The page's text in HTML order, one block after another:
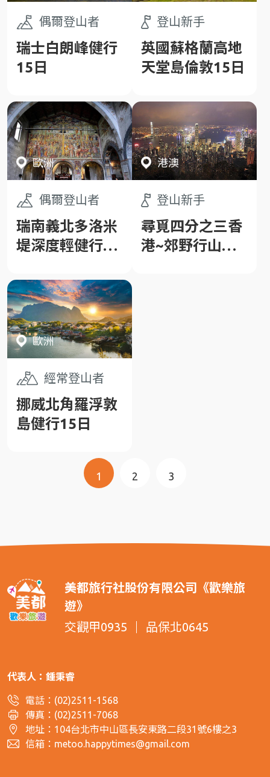
偶爾登山者
瑞士白朗峰健行
15日
登山新手
英國蘇格蘭高地
天堂島倫敦15日
歐洲
偶爾登山者
瑞南義北多洛米
堤深度輕健行14
港澳
登山新手
尋覓四分之三香
港~郊野行山、
歐洲
經常登山者
挪威北角羅浮敦
島健行15日
1 2 3
美都旅行社股份有限公司《歡樂旅
遊》
交觀甲0935
品保北0645
代表人：鍾秉睿
電話： (02)2511-1568
傳真： (02)2511-7068
地址： 104台北市中山區長安東路二段31號6樓之3
信箱： metoo.happytimes@gmail.com